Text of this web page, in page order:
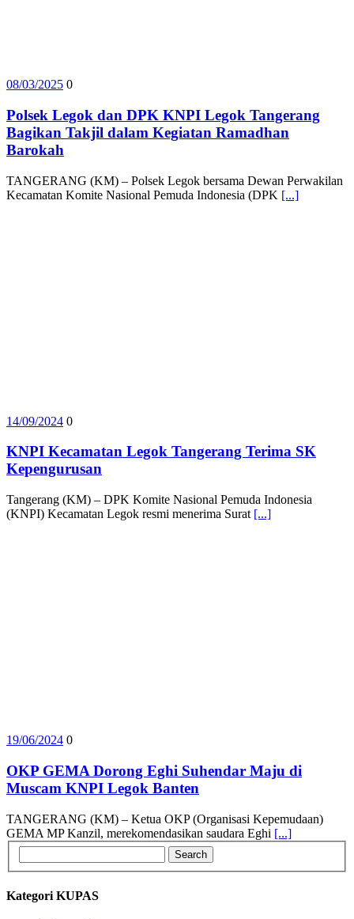
08/03/2025 0
Polsek Legok dan DPK KNPI Legok Tangerang
Bagikan Takjil dalam Kegiatan Ramadhan
Barokah
TANGERANG (KM) – Polsek Legok bersama Dewan Perwakilan
Kecamatan Komite Nasional Pemuda Indonesia (DPK [...]
14/09/2024 0
KNPI Kecamatan Legok Tangerang Terima SK
Kepengurusan
Tangerang (KM) – DPK Komite Nasional Pemuda Indonesia
(KNPI) Kecamatan Legok resmi menerima Surat [...]
19/06/2024 0
OKP GEMA Dorong Eghi Suhendar Maju di
Muscam KNPI Legok Banten
TANGERANG (KM) – Ketua OKP (Organisasi Kepemudaan)
GEMA MP Kanzil, merekomendasikan saudara Eghi [...]
Kategori KUPAS